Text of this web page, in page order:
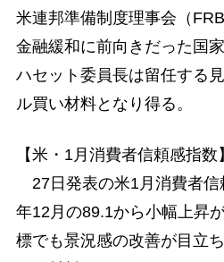
米連邦準備制度理事会（
金融緩和に前向きだった国
ハセット委員長は留任する
ル買い材料となり得る。
【米・1月消費者信頼感指数
27日発表の米1月消費者信
年12月の89.1から小幅上昇
標でも景況感の改善が目立